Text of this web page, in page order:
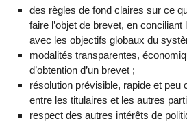
des règles de fond claires sur ce
faire l’objet de brevet, en
avec les objectifs globaux du
modalités transparentes,
d’obtention d’un brevet ;
résolution prévisible, rapide et peu
entre les titulaires et les autres
respect des autres intérêts de